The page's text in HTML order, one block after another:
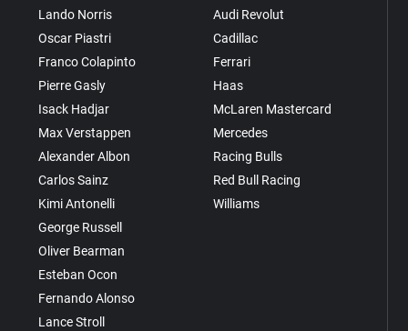
Lando Norris
Oscar Piastri
Franco Colapinto
Pierre Gasly
Isack Hadjar
Max Verstappen
Alexander Albon
Carlos Sainz
Kimi Antonelli
George Russell
Oliver Bearman
Esteban Ocon
Fernando Alonso
Lance Stroll
Audi Revolut
Cadillac
Ferrari
Haas
McLaren Mastercard
Mercedes
Racing Bulls
Red Bull Racing
Williams